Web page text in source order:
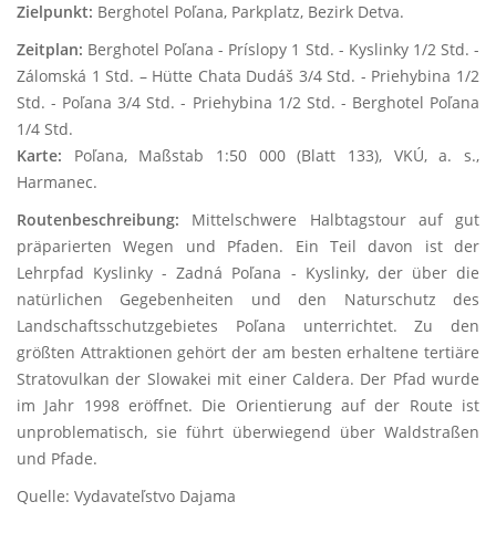
Zielpunkt: Berghotel Poľana, Parkplatz, Bezirk Detva.
Zeitplan: Berghotel Poľana - Príslopy 1 Std. - Kyslinky 1/2 Std. -
Zálomská 1 Std. – Hütte Chata Dudáš 3/4 Std. - Priehybina 1/2
Std. - Poľana 3/4 Std. - Priehybina 1/2 Std. - Berghotel Poľana
1/4 Std.
Karte: Poľana, Maßstab 1:50 000 (Blatt 133), VKÚ, a. s.,
Harmanec.
Routenbeschreibung: Mittelschwere Halbtagstour auf gut
präparierten Wegen und Pfaden. Ein Teil davon ist der
Lehrpfad Kyslinky - Zadná Poľana - Kyslinky, der über die
natürlichen Gegebenheiten und den Naturschutz des
Landschaftsschutzgebietes Poľana unterrichtet. Zu den
größten Attraktionen gehört der am besten erhaltene tertiäre
Stratovulkan der Slowakei mit einer Caldera. Der Pfad wurde
im Jahr 1998 eröffnet. Die Orientierung auf der Route ist
unproblematisch, sie führt überwiegend über Waldstraßen
und Pfade.
Quelle: Vydavateľstvo Dajama